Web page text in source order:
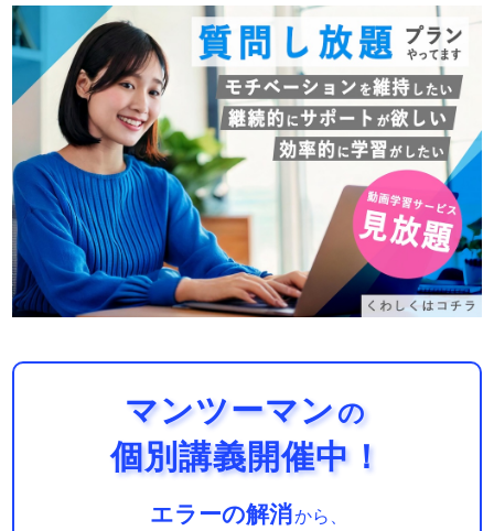
マンツーマンの
個別講義開催中！
エラーの解消から、